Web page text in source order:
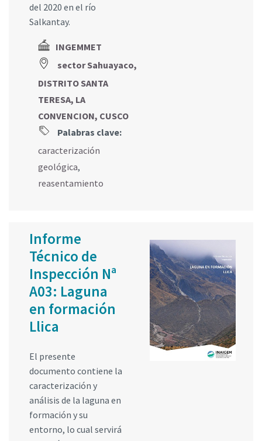
del 2020 en el río
Salkantay.
INGEMMET
sector Sahuayaco,
DISTRITO SANTA
TERESA, LA
CONVENCION, CUSCO
Palabras clave:
caracterización
geológica,
reasentamiento
Informe
Técnico de
Inspección Nª
A03: Laguna
en formación
Llica
El presente
documento contiene la
caracterización y
análisis de la laguna en
formación y su
entorno, lo cual servirá